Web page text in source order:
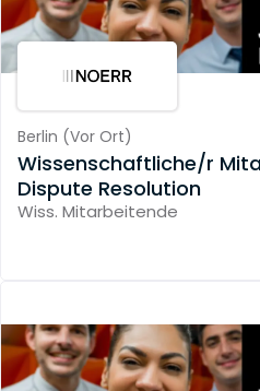
Berlin (Vor Ort)
Wissenschaftliche/r
Dispute Resolution
Wiss. Mitarbeitende